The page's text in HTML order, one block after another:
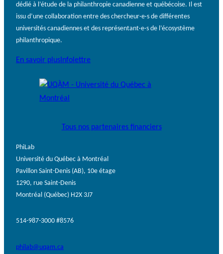
dédié à l’étude de la philanthropie canadienne et québécoise. Il est
issu d’une collaboration entre des chercheur·e·s de différentes
universités canadiennes et des représentant·e·s de l’écosystème
philanthropique.
En savoir plus Infolettre
Tous nos partenaires financiers
PhiLab
Université du Québec à Montréal
Pavillon Saint-Denis (AB), 10e étage
1290, rue Saint-Denis
Montréal (Québec) H2X 3J7
514-987-3000 #8576
philab@uqam.ca